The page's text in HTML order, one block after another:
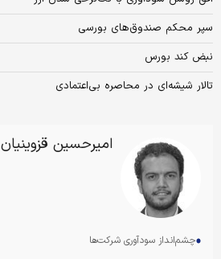
سپر محکم صندوق‌های بورسی
نبض کند بورس
تالار شیشه‌ای در محاصره بی‌اعتمادی
امیرحسین قزوینیان
چشم‌انداز سودآوری شرکت‌ها